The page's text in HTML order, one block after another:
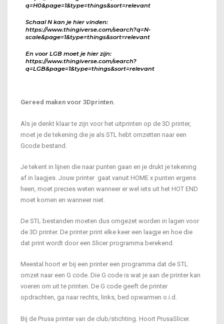
q=H0&page=1&type=things&sort=relevant
Schaal N kan je hier vinden:
https://www.thingiverse.com/search?q=N-
scale&page=1&type=things&sort=relevant
En voor LGB moet je hier zijn:
https://www.thingiverse.com/search?
q=LGB&page=1&type=things&sort=relevant
Gereed maken voor 3Dprinten.
Als je denkt klaar te zijn voor het uitprinten op de 3D printer,
moet je de tekening die je als STL hebt omzetten naar een
Gcode bestand.
Je tekent in lijnen die naar punten gaan en je drukt je tekening
af in laagjes. Jouw printer gaat vanuit HOME x punten ergens
heen, moet precies weten wanneer er wel iets uit het HOT END
moet komen en wanneer niet.
De STL bestanden moeten dus omgezet worden in lagen voor
de 3D printer. De printer print elke keer een laagje en hoe die
dat print wordt door een Slicer programma berekend.
Meestal hoort er bij een printer een programma dat de STL
omzet naar een G code. Die G code is wat je aan de printer kan
voeren om uit te printen. De G code geeft de printer
opdrachten, ga naar rechts, links, bed opwarmen o.i.d.
Bij de Prusa printer van de club/stichting. Hoort PrusaSlicer.